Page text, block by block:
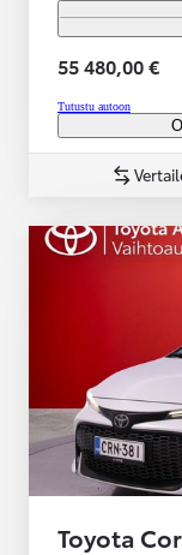
55 480,00 €
Tutustu autoon
Toyota